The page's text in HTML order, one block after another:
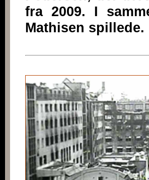
fra 2009. I
Mathisen spillede.